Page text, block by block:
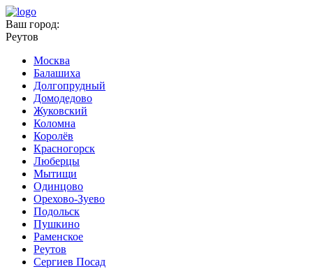
Ваш город:
Реутов
Москва
Балашиха
Долгопрудный
Домодедово
Жуковский
Коломна
Королёв
Красногорск
Люберцы
Мытищи
Одинцово
Орехово-Зуево
Подольск
Пушкино
Раменское
Реутов
Сергиев Посад